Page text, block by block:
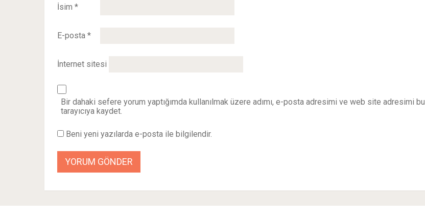
İsim *
E-posta *
İnternet sitesi
Bir dahaki sefere yorum yaptığımda kullanılmak üzere adımı, e-posta adresimi ve web site adresimi bu
tarayıcıya kaydet.
Beni yeni yazılarda e-posta ile bilgilendir.